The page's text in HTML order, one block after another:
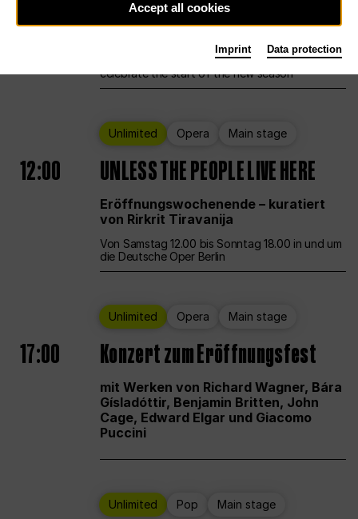
12:00 Eröffnungswochenende
Deutsche Oper Berlin opens its doors to
celebrate the start of the new season
Unlimited Opera Main stage
12:00 UNLESS THE PEOPLE LIVE HERE
Eröffnungswochenende – kuratiert
von Rirkrit Tiravanija
Von Samstag 12.00 bis Sonntag 18.00 in und um
die Deutsche Oper Berlin
Unlimited Opera Main stage
17:00 Konzert zum Eröffnungsfest
mit Werken von Richard Wagner, Bára
Gísladóttir, Benjamin Britten, John
Cage, Edward Elgar und Giacomo
Puccini
Unlimited Pop Main stage
Accept all cookies
Imprint Data protection